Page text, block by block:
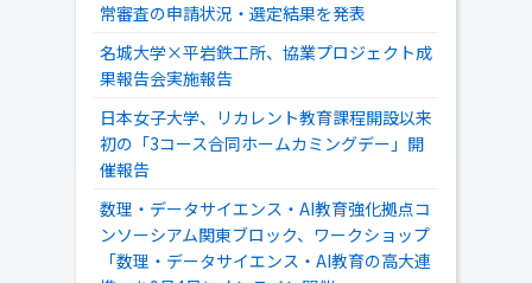
常審査の申請状況・選定結果を発表
名城大学×平岩鉄工所、協業プロジェクト成
果報告会実施報告
日本女子大学、リカレント教育課程開設以来
初の「3コース合同ホームカミングデー」開
催報告
数理・データサイエンス・AI教育強化拠点コ
ンソーシアム関東ブロック、ワークショップ
「数理・データサイエンス・AI教育の高大連